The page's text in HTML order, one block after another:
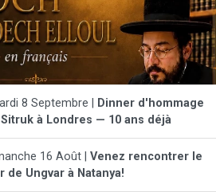
8 Septembre |
Dinner d'hommage
Sitruk à Londres — 10 ans déjà
16 Août | Venez rencontrer le
de Ungvar à Natanya!